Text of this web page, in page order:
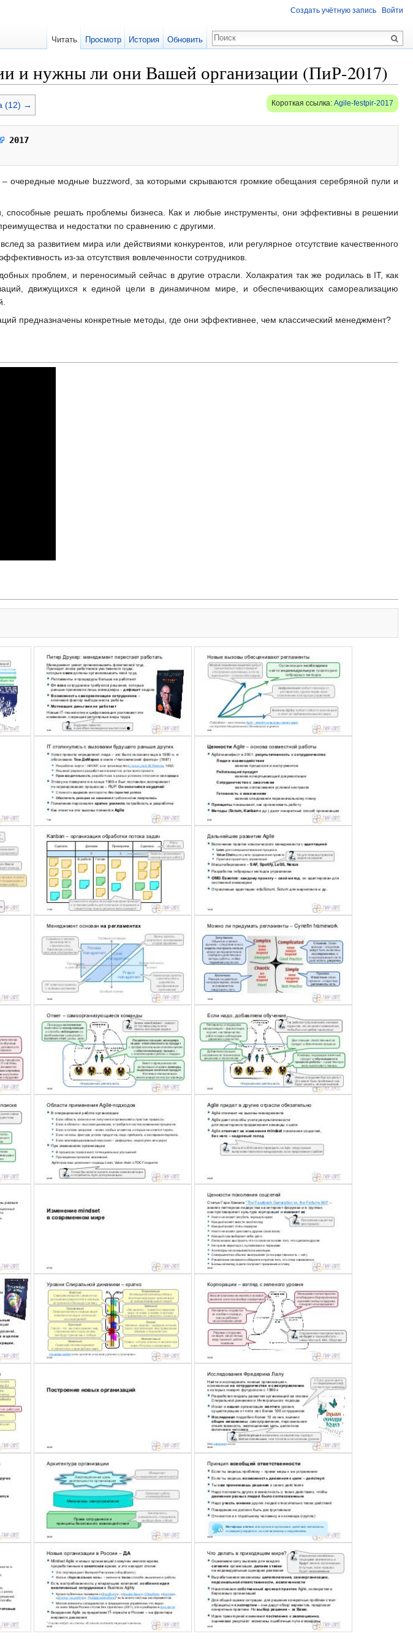
и нужны ли они Вашей организации (ПиР-2017)
Короткая ссылка: Agile-festpir-2017
(12) →
2017
очередные модные buzzword, за которыми скрываются громкие обещания серебряной пули и
способные решать проблемы бизнеса. Как и любые инструменты, они эффективны в решении
и недостатки по сравнению с другими.
за развитием мира или действиями конкурентов, или регулярное отсутствие качественного
из-за отсутствия вовлеченности сотрудников.
проблем, и переносимый сейчас в другие отрасли. Холакратия так же родилась в IT, как
движущихся к единой цели в динамичном мире, и обеспечивающих самореализацию
предназначены конкретные методы, где они эффективнее, чем классический менеджмент?
Создать учётную запись Войти
Читать Просмотр История Обновить